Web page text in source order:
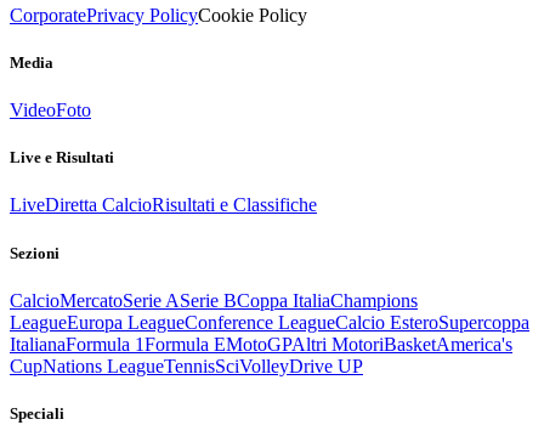
CorporatePrivacy PolicyCookie Policy
Media
VideoFoto
Live e Risultati
LiveDiretta CalcioRisultati e Classifiche
Sezioni
CalcioMercatoSerie ASerie BCoppa ItaliaChampions
LeagueEuropa LeagueConference LeagueCalcio EsteroSupercoppa
ItalianaFormula 1Formula EMotoGPAltri MotoriBasketAmerica's
CupNations LeagueTennisSciVolleyDrive UP
Speciali